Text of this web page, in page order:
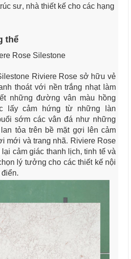
sư, nhà thiết kế cho các hạng
thể
Rose Silestone
Riviere Rose sở hữu vẻ
thoát với nền trắng nhạt làm
những đường vân màu hồng
lấy cảm hứng từ những làn
sớm các vân đá như những
tỏa trên bề mặt gợi lên cảm
mới và trang nhã. Riviere Rose
cảm giác thanh lịch, tinh tế và
lý tưởng cho các thiết kế nội